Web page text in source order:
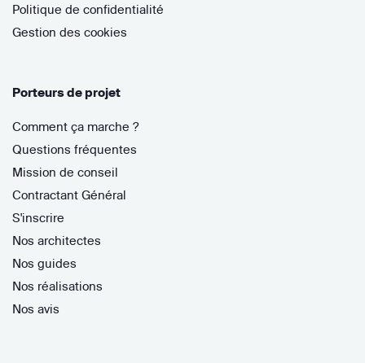
Politique de confidentialité
Gestion des cookies
Porteurs de projet
Comment ça marche ?
Questions fréquentes
Mission de conseil
Contractant Général
S'inscrire
Nos architectes
Nos guides
Nos réalisations
Nos avis